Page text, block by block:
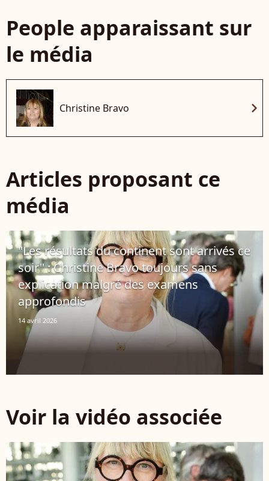
People apparaissant sur
le média
Christine Bravo chevron_right
Articles proposant ce
média
"Les résultats du continent sont arrivés ce
soir" : Christine Bravo toujours sans
explication malgré des examens
approfondis
14 avril 2026
Voir la vidéo associée